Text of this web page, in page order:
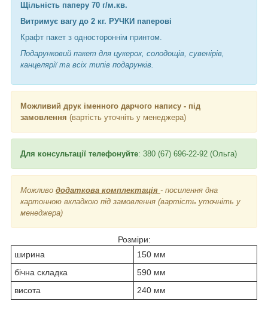
Щільність паперу 70 г/м.кв.
Витримує вагу до 2 кг. РУЧКИ паперові
Крафт пакет з одностороннім принтом.
Подарунковий пакет для цукерок, солодощів, сувенірів,
канцелярії та всіх типів подарунків.
Можливий друк іменного дарчого напису - під
замовлення (вартість уточніть у менеджера)
Для консультації телефонуйте: 380 (67) 696-22-92 (Ольга)
Можливо додаткова комплектація - посилення дна
картонною вкладкою під замовлення (вартість уточніть у
менеджера)
Розміри:
ширина
150 мм
бічна складка
590 мм
висота
240 мм